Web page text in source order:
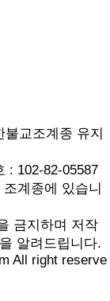
교조계종 유지
: 102-82-05587
계종에 있습니
금지하며 저작
알려드립니다.
All right reserve